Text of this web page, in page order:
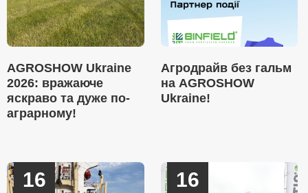
AGROSHOW Ukraine
2026: вражаюче
яскраво та дуже по-
аграрному!
Агродрайв без гальм
на AGROSHOW
Ukraine!
16 16